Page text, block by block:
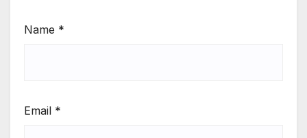
Name *
Email *